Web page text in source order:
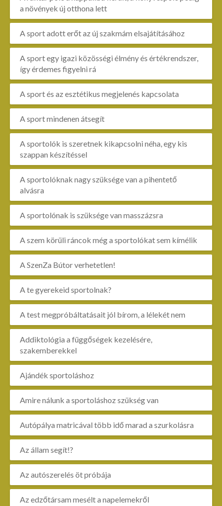
a növények új otthona lett
A sport adott erőt az új szakmám elsajátításához
A sport egy igazi közösségi élmény és értékrendszer,
így érdemes figyelni rá
A sport és az esztétikus megjelenés kapcsolata
A sport mindenen átsegít
A sportolók is szeretnek kikapcsolni néha, egy kis
szappan készítéssel
A sportolóknak nagy szüksége van a pihentető
alvásra
A sportolónak is szüksége van masszázsra
A szem körüli ráncok még a sportolókat sem kímélik
A SzenZa Bútor verhetetlen!
A te gyerekeid sportolnak?
A test megpróbáltatásait jól bírom, a lélekét nem
Addiktológia a függőségek kezelésére,
szakemberekkel
Ajándék sportoláshoz
Amire nálunk a sportoláshoz szükség van
Autópálya matricával több idő marad a szurkolásra
Az állam segít!?
Az autószerelés öt próbája
Az edzőtársam mesélt a napelemekről